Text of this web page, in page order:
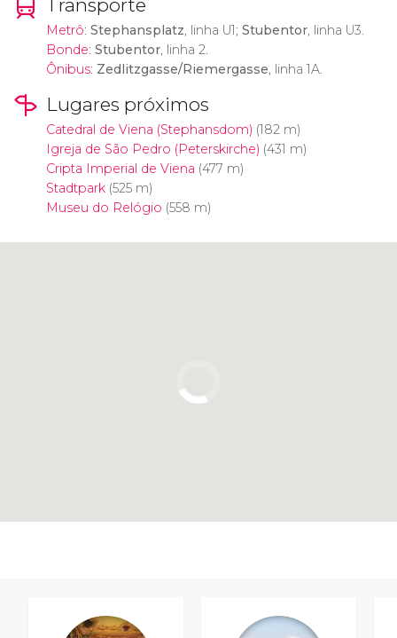
Transporte
Metrô: Stephansplatz, linha U1; Stubentor, linha U3.
Bonde: Stubentor, linha 2.
Ônibus: Zedlitzgasse/Riemergasse, linha 1A.
Lugares próximos
Catedral de Viena (Stephansdom) (182 m)
Igreja de São Pedro (Peterskirche) (431 m)
Cripta Imperial de Viena (477 m)
Stadtpark(525 m)
Museu do Relógio (558 m)